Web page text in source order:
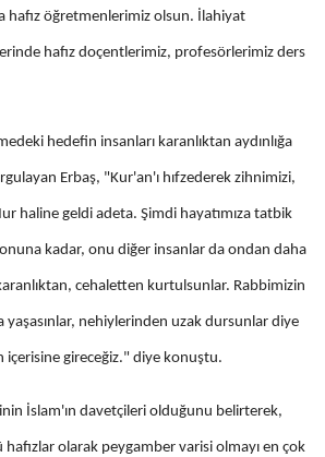
hafız öğretmenlerimiz olsun. İlahiyat
hafız doçentlerimiz, profesörlerimiz ders
hedefin insanları karanlıktan aydınlığa
Erbaş, "Kur'an'ı hıfzederek zihnimizi,
haline geldi adeta. Şimdi hayatımıza tatbik
kadar, onu diğer insanlar da ondan daha
cehaletten kurtulsunlar. Rabbimizin
nehiylerinden uzak dursunlar diye
içerisine gireceğiz." diye konuştu.
İslam'ın davetçileri olduğunu belirterek,
olarak peygamber varisi olmayı en çok